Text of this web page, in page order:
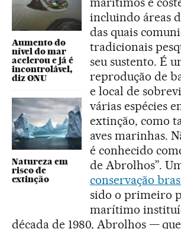
Aumento do
nível do mar
acelerou e já é
incontrolável,
diz ONU
Natureza em
risco de
extinção
incluindo áreas
das quais
tradicionais
seu sustento. É
reprodução de
e local de
várias espécies
extinção, como
aves marinhas.
é conhecido
de Abrolhos”.
conservação
sido o primeiro
marítimo
década de 1980, Abrolhos —